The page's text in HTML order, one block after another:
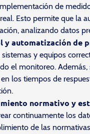
de
Esto permite que la
analizando datos
y automatización de
y equipos
el monitoreo.
los tiempos de
normativo y
continuamente los
de las